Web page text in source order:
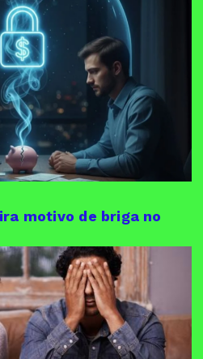
motivo de briga no